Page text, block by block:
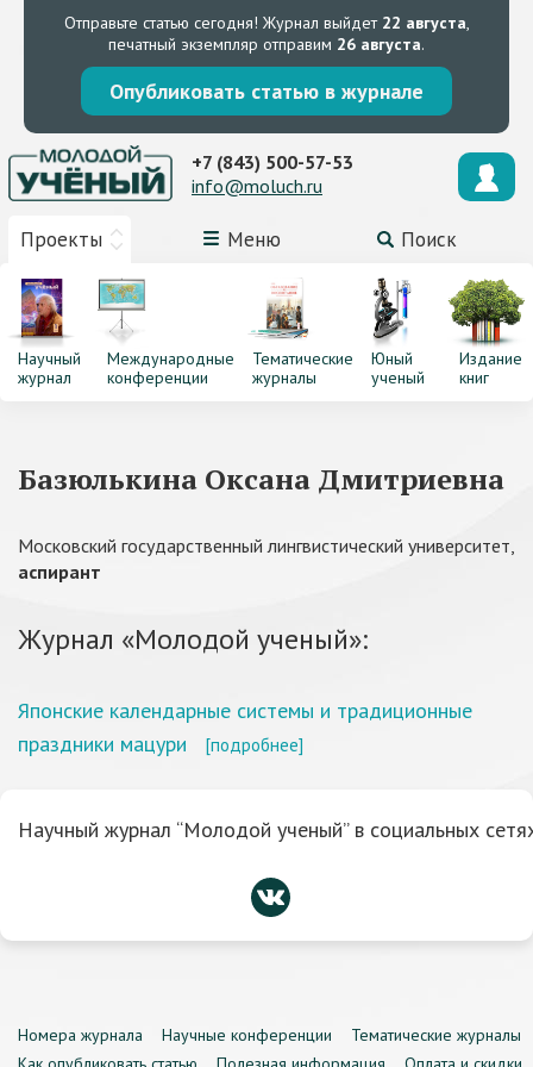
Отправьте статью сегодня! Журнал выйдет 22 августа,
печатный экземпляр отправим 26 августа.
Опубликовать статью в журнале
Проекты Меню Поиск
+7 (843) 500-57-53
info@moluch.ru
Научный
журнал
Международные
конференции
Тематические
журналы
Юный
ученый
Издание
книг
Базюлькина Оксана Дмитриевна
Московский государственный лингвистический университет,
аспирант
Журнал «Молодой ученый»:
Японские календарные системы и традиционные
праздники мацури
[подробнее]
Научный журнал “Молодой ученый” в социальных
Номера журнала Научные конференции
Тематические журналы